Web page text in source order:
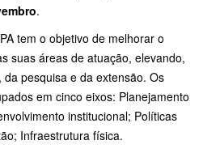
o.
tem o objetivo de melhorar o
suas áreas de atuação, elevando,
pesquisa e da extensão. Os
em cinco eixos: Planejamento
institucional; Políticas
Infraestrutura física.